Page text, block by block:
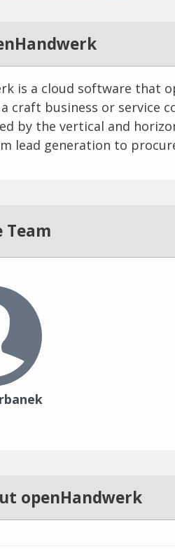
is a cloud software that
craft business or service
by the vertical and
lead generation to
openHandwerk